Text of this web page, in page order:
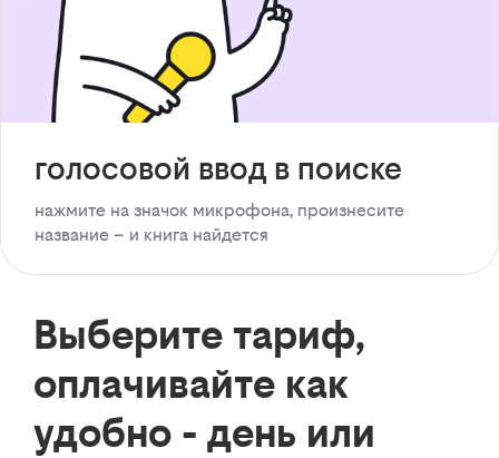
голосовой ввод в поиске
нажмите на значок микрофона, произнесите
название – и книга найдется
Выберите тариф,
оплачивайте как
удобно - день или